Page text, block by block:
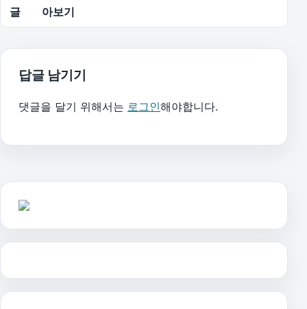
글
아보기
답글 남기기
댓글을 달기 위해서는 로그인해야합니다.